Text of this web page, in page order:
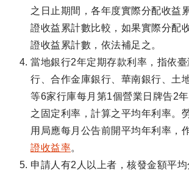
之日止期間，各年度實際分配收益
證收益累計數比較，如果實際分配
證收益累計數，依法補足之。
當地銀行2年定期存款利率，指依
行、合作金庫銀行、華南銀行、土
等6家行庫每月第1個營業日牌告2
之固定利率，計算之平均年利率。
用局應每月公告前開平均年利率，
證收益率。
申請人有2人以上者，核發金額平